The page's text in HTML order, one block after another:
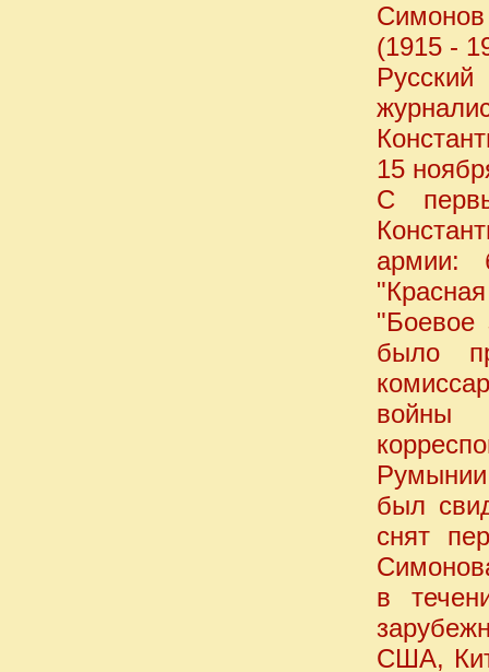
Симонов
(1915 -
15
С
армии:
"Боевое
было
войны
был
снят
в
США,